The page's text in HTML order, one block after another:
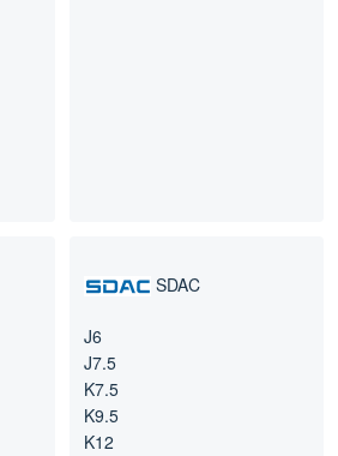
SDAC
J6
J7.5
K7.5
K9.5
K12